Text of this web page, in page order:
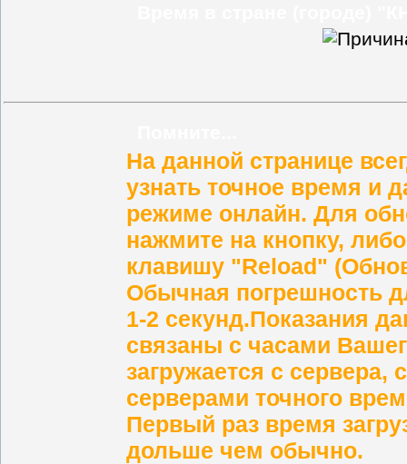
На данной странице
узнать точное время и
режиме онлайн. Для
нажмите на кнопку,
клавишу "Reload"
Обычная погрешность
1-2 секунд.Показания
связаны с часами
загружается с сервера,
серверами точного
Первый раз время
дольше чем обычно.